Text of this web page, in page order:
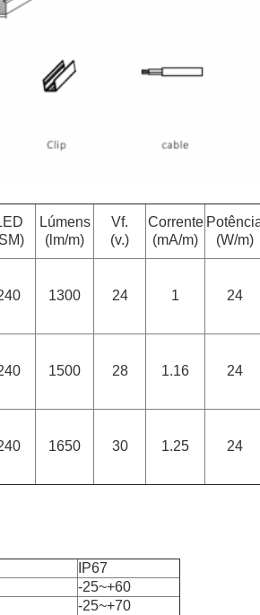
Lúmens
(lm/m)
Vf.
(v.)
Corrente
(mA/m)
(W/m)
1300 24 1 24
1500 28 1.16 24
1650 30 1.25 24
IP67
-25~+60
-25~+70